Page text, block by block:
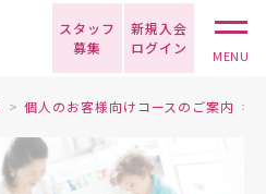
スタッフ
募集
新規入会
ログイン
MENU
個人のお客様向けコースのご案内